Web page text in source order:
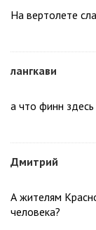
На вертолете
лангкави
а что финн
Дмитрий
А жителям
человека?